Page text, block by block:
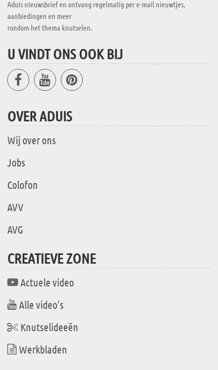
Aduis nieuwsbrief en ontvang regelmatig per e-mail nieuwtjes,
aanbiedingen en meer
rondom het thema knutselen.
U VINDT ONS OOK BIJ
OVER ADUIS
Wij over ons
Jobs
Colofon
AVV
AVG
CREATIEVE ZONE
Actuele video
Alle video's
Knutselideeën
Werkbladen